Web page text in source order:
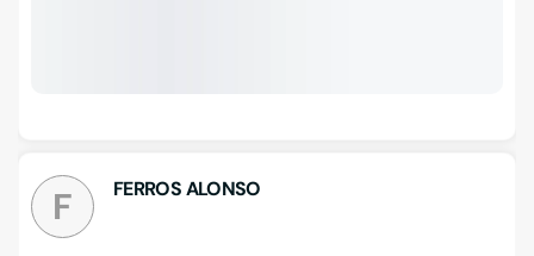
F FERROS ALONSO